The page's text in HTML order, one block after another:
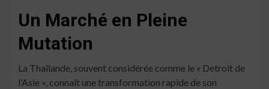
Un Marché en Pleine
Mutation
La Thaïlande, souvent considérée comme le « Detroit de
l’Asie », connaît une transformation rapide de son